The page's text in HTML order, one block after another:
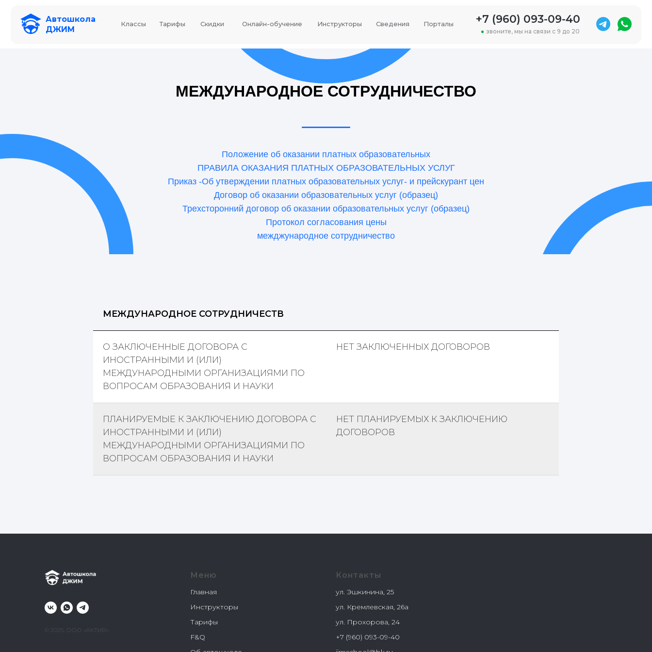
Автошкола
ДЖИМ
Классы Порталы
Сведения
Онлайн-обучение Инструкторы
Скидки
Тарифы
звоните, мы на связи с 9 до 20
+7 (960) 093-09-40
Положение об оказании платных образовательных
ПРАВИЛА ОКАЗАНИЯ ПЛАТНЫХ ОБРАЗОВАТЕЛЬНЫХ УСЛУГ
Приказ -Об утверждении платных образовательных услуг- и прейскурант цен
Договор об оказании образовательных услуг (образец)
Трехсторонний договор об оказании образовательных услуг (образец)
Протокол согласования цены
межджународное сотрудничество
МЕЖДУНАРОДНОЕ СОТРУДНИЧЕСТВО
МЕЖДУНАРОДНОЕ СОТРУДНИЧЕСТВ
О ЗАКЛЮЧЕННЫЕ ДОГОВОРА С
ИНОСТРАННЫМИ И (ИЛИ)
МЕЖДУНАРОДНЫМИ ОРГАНИЗАЦИЯМИ ПО
ВОПРОСАМ ОБРАЗОВАНИЯ И НАУКИ
НЕТ ЗАКЛЮЧЕННЫХ ДОГОВОРОВ
ПЛАНИРУЕМЫЕ К ЗАКЛЮЧЕНИЮ ДОГОВОРА С
ИНОСТРАННЫМИ И (ИЛИ)
МЕЖДУНАРОДНЫМИ ОРГАНИЗАЦИЯМИ ПО
ВОПРОСАМ ОБРАЗОВАНИЯ И НАУКИ
НЕТ ПЛАНИРУЕМЫХ К ЗАКЛЮЧЕНИЮ
ДОГОВОРОВ
© 2025. ООО «АКТИВ»
Меню
Главная
Инструкторы
Тарифы
F&Q
Контакты
ул. Эшкинина, 25
ул. Кремлевская, 26а
ул. Прохорова, 24
+7 (960) 093-09-40